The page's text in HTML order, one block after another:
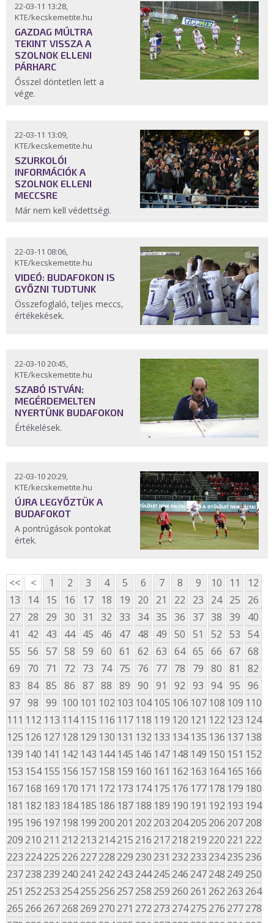
22-03-11 13:28,
KTE/kecskemetite.hu
GAZDAG MÚLTRA
TEKINT VISSZA A
SZOLNOK ELLENI
PÁRHARC
Ősszel döntetlen lett a
vége.
22-03-11 13:09,
KTE/kecskemetite.hu
SZURKOLÓI
INFORMÁCIÓK A
SZOLNOK ELLENI
MECCSRE
Már nem kell védettségi.
22-03-11 08:06,
KTE/kecskemetite.hu
VIDEÓ: BUDAFOKON IS
GYŐZNI TUDTUNK
Összefoglaló, teljes meccs,
értékekések.
22-03-10 20:45,
KTE/kecskemetite.hu
SZABÓ ISTVÁN:
MEGÉRDEMELTEN
NYERTÜNK BUDAFOKON
Értékelések.
22-03-10 20:29,
KTE/kecskemetite.hu
ÚJRA LEGYŐZTÜK A
BUDAFOKOT
A pontrúgások pontokat
értek.
<< < 1 2 3 4 5 6 7 8 9 10 11
12
13
14 15 16 17 18 19 20 21 22 23 24 25
26
27 28 29 30 31 32 33 34 35 36 37 38 39
40
41
42 43 44 45 46 47 48 49 50 51 52 53 54
55 56 57 58 59 60 61 62 63 64 65 66 67 68
69
70 71 72 73 74 75 76 77 78 79 80 81
82
83 84 85 86 87 88 89 90 91 92 93 94 95 96
97 98 99 100 101 102 103 104 105 106 107 108 109 110
111 112 113 114 115 116 117 118 119 120 121 122 123 124
125 126 127 128 129 130 131 132 133 134 135 136 137 138
139 140 141 142 143 144 145 146 147 148 149 150 151 152
153 154 155 156 157 158 159 160 161 162 163 164 165 166
167 168 169 170 171 172 173 174 175 176 177 178 179 180
181 182 183 184 185 186 187 188 189 190 191 192 193 194
195 196 197 198 199 200 201 202 203 204205 206 207208
209 210 211 212 213 214215 216 217218 219 220 221 222
223 224225 226 227228 229 230 231 232 233 234235 236
237238 239 240 241 242 243 244245 246 247248 249 250
251 252 253 254255 256 257258 259 260 261 262 263 264
265 266 267268 269 270 271 272 273 274275 276 277278